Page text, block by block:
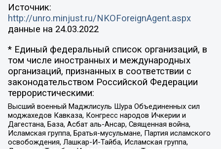
Источник:
http://unro.minjust.ru/NKOForeignAgent.aspx
данные на 24.03.2022
* Единый федеральный список организаций, в
том числе иностранных и международных
организаций, признанных в соответствии с
законодательством Российской Федерации
террористическими:
Высший военный Маджлисуль Шура Объединенных сил
моджахедов Кавказа, Конгресс народов Ичкерии и
Дагестана, База, Асбат аль-Ансар, Священная война,
Исламская группа, Братья-мусульмане, Партия исламского
освобождения, Лашкар-И-Тайба, Исламская группа,